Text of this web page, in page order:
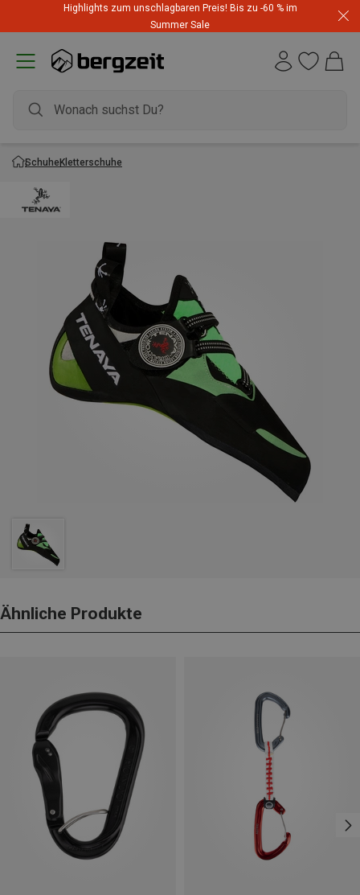
Highlights zum unschlagbaren Preis! Bis zu -60 % im
Summer Sale
SchuheKletterschuhe
Ähnliche Produkte